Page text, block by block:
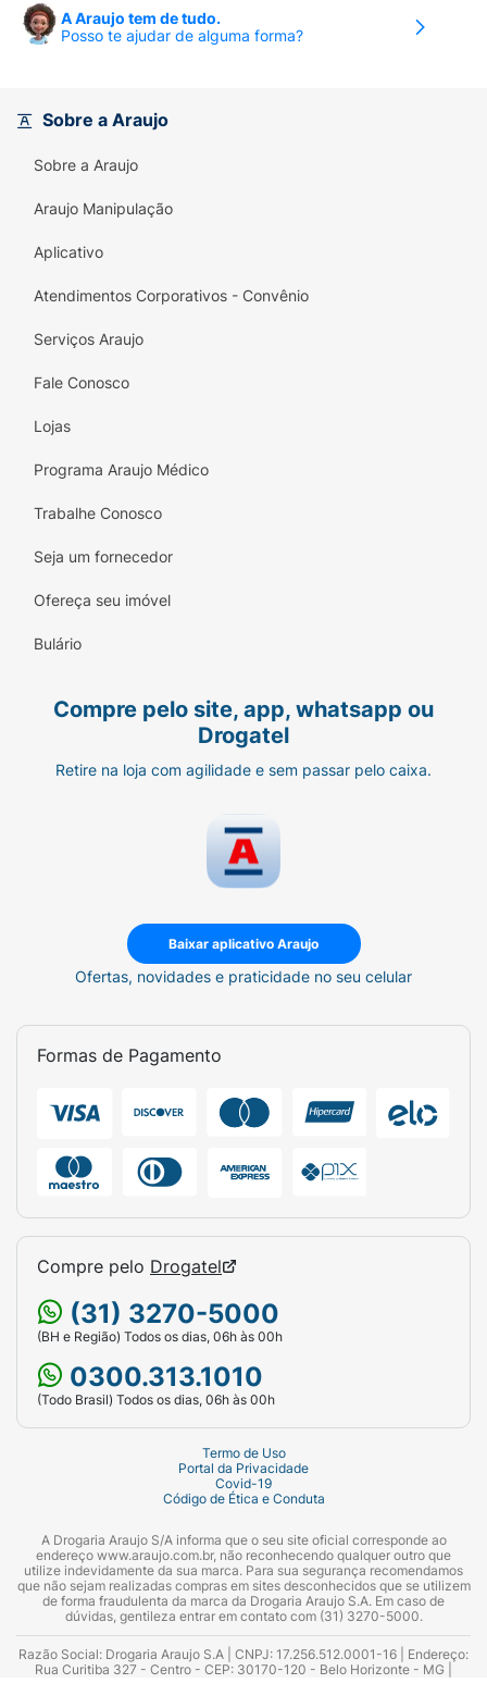
A Araujo tem de tudo.
Posso te ajudar de alguma forma?
Sobre a Araujo
Sobre a Araujo
Araujo Manipulação
Aplicativo
Atendimentos Corporativos - Convênio
Serviços Araujo
Fale Conosco
Lojas
Programa Araujo Médico
Trabalhe Conosco
Seja um fornecedor
Ofereça seu imóvel
Bulário
Compre pelo site, app, whatsapp ou
Drogatel
Retire na loja com agilidade e sem passar pelo caixa.
Baixar aplicativo Araujo
Ofertas, novidades e praticidade no seu celular
Formas de Pagamento
Compre pelo Drogatel
(31) 3270-5000
(BH e Região) Todos os dias, 06h às 00h
0300.313.1010
(Todo Brasil) Todos os dias, 06h às 00h
Termo de Uso
Portal da Privacidade
Covid-19
Código de Ética e Conduta
A Drogaria Araujo S/A informa que o seu site oficial corresponde ao
endereço www.araujo.com.br, não reconhecendo qualquer outro que
utilize indevidamente da sua marca. Para sua segurança recomendamos
que não sejam realizadas compras em sites desconhecidos que se utilizem
de forma fraudulenta da marca da Drogaria Araujo S.A. Em caso de
dúvidas, gentileza entrar em contato com (31) 3270-5000.
Razão Social: Drogaria Araujo S.A | CNPJ: 17.256.512.0001-16 | Endereço:
Rua Curitiba 327 - Centro - CEP: 30170-120 - Belo Horizonte - MG |